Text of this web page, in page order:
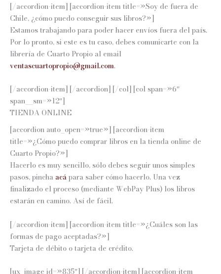
[/accordion-item] [accordion-item title=»Soy de fuera de
Chile, ¿cómo puedo conseguir sus libros?»]
Estamos trabajando para poder hacer envíos fuera del país.
Por lo pronto, si este es tu caso, debes comunicarte con la
librería de Cuarto Propio al email
ventascuartopropio@gmail.com.
[/accordion-item] [/accordion] [/col] [col span=»6″
span__sm=»12″]
TIENDA ONLINE
[accordion auto_open=»true»] [accordion-item
title=»¿Cómo puedo comprar libros en la tienda online de
Cuarto Propio?»]
Hacerlo es muy sencillo, sólo debes seguir unos simples
pasos, pincha acápara saber cómo hacerlo. Una vez
finalizado el proceso (mediante WebPay Plus) los libros
estarán en camino. Así de fácil.
[/accordion-item] [accordion-item title=»¿Cuáles son las
formas de pago aceptadas?»]
Tarjeta de débito o tarjeta de crédito.
[ux_image id=»835″] [/accordion-item] [accordion-item